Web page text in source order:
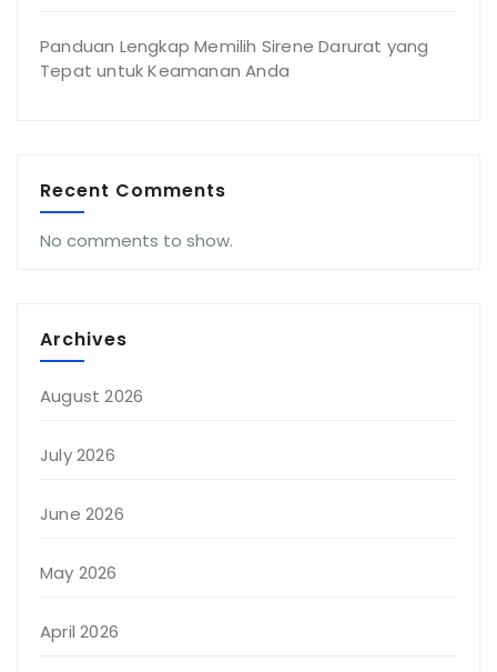
Panduan Lengkap Memilih Sirene Darurat yang
Tepat untuk Keamanan Anda
Recent Comments
No comments to show.
Archives
August 2026
July 2026
June 2026
May 2026
April 2026